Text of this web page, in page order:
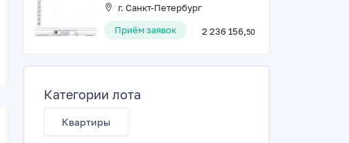
г. Санкт-Петербург
Приём заявок
2 236 156,50
Категории лота
Квартиры